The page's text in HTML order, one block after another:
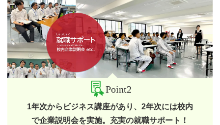
Point2
1年次からビジネス講座があり、2年次には校内
で企業説明会を実施。充実の就職サポート！